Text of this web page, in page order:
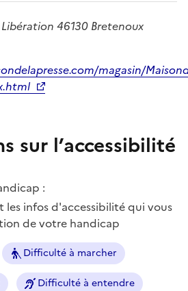
46130 Bretenoux
magasin/
sur l’accessibilité
:
infos d'accessibilité qui vous
de votre handicap
Difficulté à marcher
Difficulté à entendre